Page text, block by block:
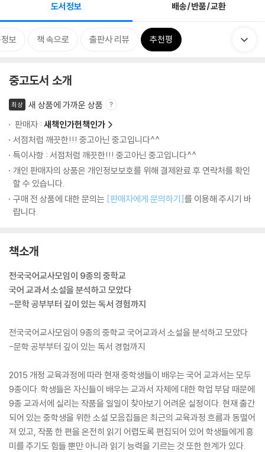
도서정보 배송/반품/교환
보 책 속으로 출판사 리뷰 추천평
중고도서 소개
최상
새 상품에 가까운 상품
판매자 : 새책인가헌책인가
서점처럼 깨끗한!!! 중고아닌 중고입니다^^
특이사항 : 서점처럼 깨끗한!!! 중고아닌 중고입니다^^
개인 판매자의 상품은 개인정보보호를 위해 결제완료 후 연락처를 확인
할 수 있습니다.
구매 전 상품에 대한 문의는 [판매자에게 문의하기]를 이용해 주시기 바
랍니다.
책소개
전국국어교사모임이 9종의 중학교
국어 교과서 소설을 분석하고 모았다
-문학 공부부터 깊이 있는 독서 경험까지
전국국어교사모임이 9종의 중학교 국어교과서 소설을 분석하고 모았다
-문학 공부부터 깊이 있는 독서 경험까지
2015 개정 교육과정에 따라 현재 중학생들이 배우는 국어 교과서는 모두
9종이다. 학생들은 자신들이 배우는 교과서 자체에 대한 학업 부담 때문에
9종 교과서에 실리는 작품을 일일이 찾아보기 어려운 실정이다. 현재 출간
되어 있는 중학생을 위한 소설 모음집들은 최근의 교육과정 흐름과 동떨어
져 있고, 작품 한 편을 온전히 읽기 어렵도록 편집되어 있어 학생들에게 흥
미를 주기도 힘들 뿐만 아니라 읽기 능력을 기르는 것 또한 한계가 있다.